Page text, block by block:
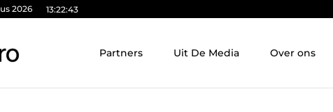
2026 13:22:44
Partners Uit De Media Over ons